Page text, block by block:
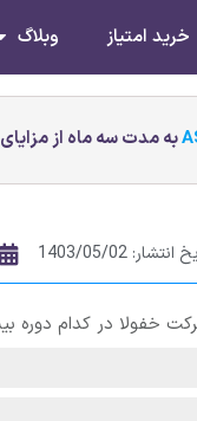
خرید امتیاز وبلاگ
به مدت سه ماه از
انتشار: 1403/05/02
خفولا در کدام دوره